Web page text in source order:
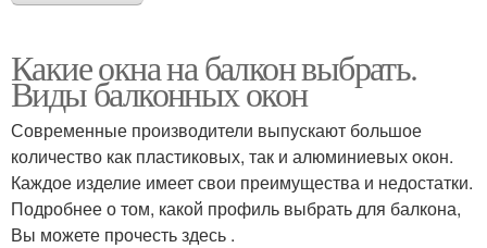
Какие окна на балкон выбрать.
Виды балконных окон
Современные производители выпускают большое
количество как пластиковых, так и алюминиевых окон.
Каждое изделие имеет свои преимущества и недостатки.
Подробнее о том, какой профиль выбрать для балкона,
Вы можете прочесть здесь .